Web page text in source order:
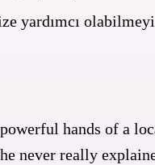
yardımcı
hands of a
never really